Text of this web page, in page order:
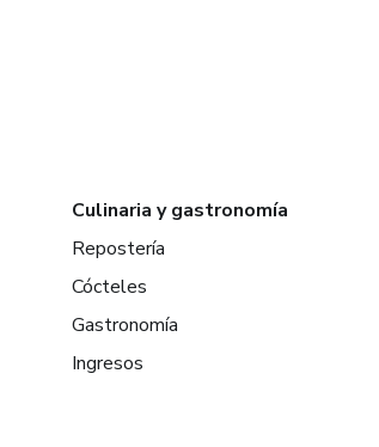
Culinaria y gastronomía
Repostería
Cócteles
Gastronomía
Ingresos